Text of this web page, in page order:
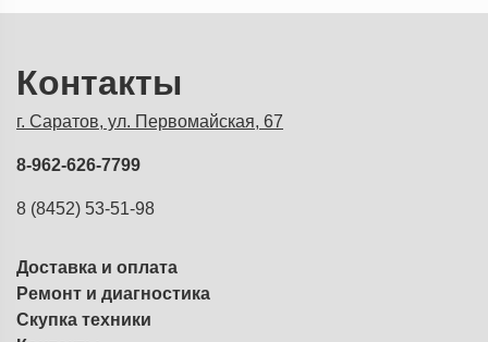
Контакты
г. Саратов, ул. Первомайская, 67
8-962-626-7799
8 (8452) 53-51-98
Доставка и оплата
Ремонт и диагностика
Скупка техники